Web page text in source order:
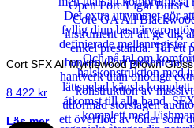
Cort SFX All Myrtlewood Brown Gloss
8 422 kr
Läs mer